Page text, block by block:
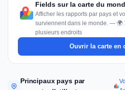
Fields sur la carte du
Afficher les rapports par pays et
surviennent dans le monde. — 🌍
plusieurs endroits
Ouvrir la carte en
Principaux pays par